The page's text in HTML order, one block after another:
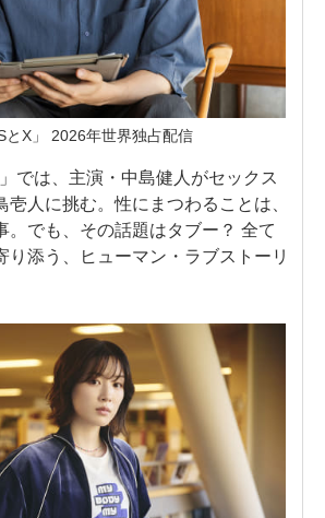
とX」 2026年世界独占配信
では、主演・中島健人がセックス
壱人に挑む。性にまつわることは、
。でも、その話題はタブー？ 全て
り添う、ヒューマン・ラブストーリ